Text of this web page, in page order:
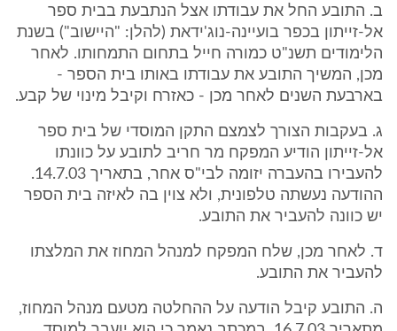
ב. התובע החל את עבודתו אצל הנתבעת בבית ספר
אל-זייתון בכפר בועיינה-נוג'ידאת (להלן: "היישוב") בשנת
הלימודים תשנ"ט כמורה חייל בתחום התמחותו. לאחר
מכן, המשיך התובע את עבודתו באותו בית הספר -
בארבעת השנים לאחר מכן - כאזרח וקיבל מינוי של קבע.
ג. בעקבות הצורך לצמצם התקן המוסדי של בית ספר
אל-זייתון הודיע המפקח מר חריב לתובע על כוונתו
להעבירו בהעברה יזומה לבי"ס אחר, בתאריך 14.7.03.
ההודעה נעשתה טלפונית, ולא צוין בה לאיזה בית הספר
יש כוונה להעביר את התובע.
ד. לאחר מכן, שלח המפקח למנהל המחוז את המלצתו
להעביר את התובע.
ה. התובע קיבל הודעה על ההחלטה מטעם מנהל המחוז,